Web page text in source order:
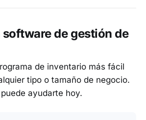
software de gestión de
de inventario más fácil
tipo o tamaño de negocio.
ayudarte hoy.